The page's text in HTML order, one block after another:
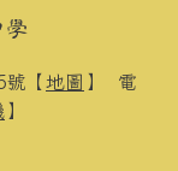
【 地圖 】 電
】